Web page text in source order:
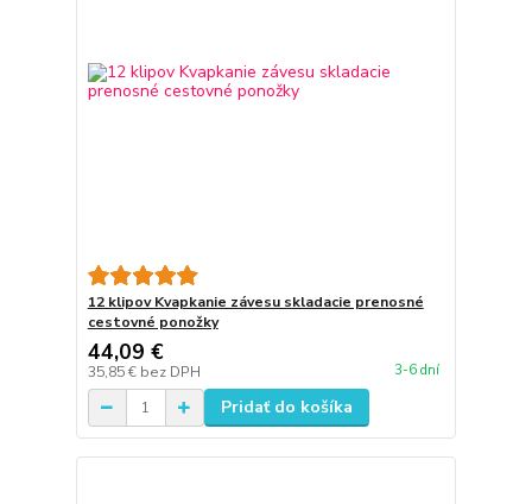
12 klipov Kvapkanie závesu skladacie prenosné
cestovné ponožky
44,09 €
35,85 € bez DPH 3-6 dní
Pridať do košíka